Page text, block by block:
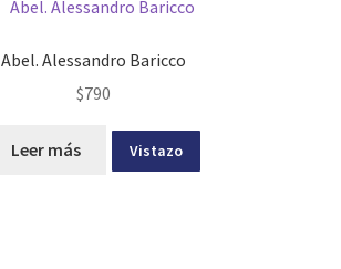
Abel. Alessandro Baricco
$790
Leer más Vistazo